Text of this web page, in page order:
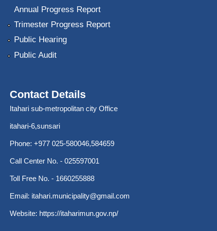
Annual Progress Report
Trimester Progress Report
Public Hearing
Public Audit
Contact Details
Itahari sub-metropolitan city Office
itahari-6,sunsari
Phone: +977 025-580046,584659
Call Center No. - 025597001
Toll Free No. - 1660255888
Email: itahari.municipality@gmail.com
Website: https://itaharimun.gov.np/